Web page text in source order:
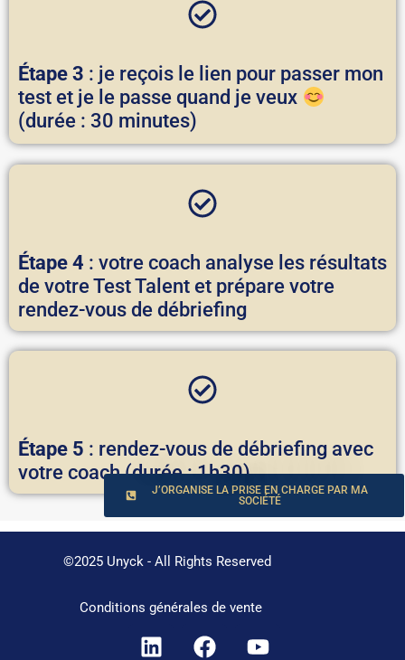
Étape 3 : je reçois le lien pour passer mon
test et je le passe quand je veux
(durée : 30 minutes)
Étape 4 : votre coach analyse les résultats
de votre Test Talent et prépare votre
rendez-vous de débriefing
Étape 5 : rendez-vous de débriefing avec
votre coach (durée : 1h30)
JE PAYE AVEC MA CB PERSONNELLE
J’ORGANISE LA PRISE EN CHARGE PAR MA
SOCIÉTÉ
©2025 Unyck - All Rights Reserved
Conditions générales de vente